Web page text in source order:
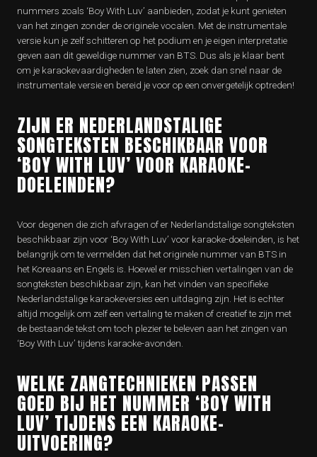
nummers zoals ‘Boy With Luv’ aanbieden, zodat je kunt genieten
van het zingen zonder de originele vocalen. Met de instrumentale
versie kun je zelf schitteren op het podium en je eigen interpretatie
geven aan dit geweldige nummer van BTS. Dus als je klaar bent
om je karaokevaardigheden te laten zien, zoek dan snel naar de
instrumentale versie en bereid je voor op een onvergetelijk optreden!
ZIJN ER NEDERLANDSTALIGE
SONGTEKSTEN BESCHIKBAAR VOOR
‘BOY WITH LUV’ VOOR KARAOKE-
DOELEINDEN?
Voor degenen die zich afvragen of er Nederlandstalige songteksten
beschikbaar zijn voor ‘Boy With Luv’ voor karaoke-doeleinden, is het
belangrijk om te vermelden dat het originele nummer van BTS in
het Koreaans en Engels is. Hoewel er misschien vertalingen van de
songteksten beschikbaar zijn, kan het vinden van specifieke
Nederlandstalige karaokeversies een uitdaging zijn. Het is echter
altijd mogelijk om zelf een vertaling te maken of creatief te zijn met
de bestaande tekst om toch plezier te beleven aan het zingen van
‘Boy With Luv’ tijdens karaoke-avonden.
WELKE ZANGTECHNIEKEN PASSEN
GOED BIJ HET NUMMER ‘BOY WITH
LUV’ TIJDENS EEN KARAOKE-
UITVOERING?